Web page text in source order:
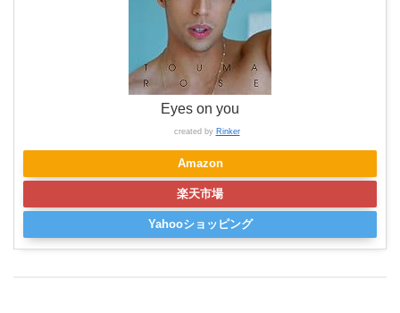
Eyes on you
created by Rinker
Amazon
楽天市場
Yahooショッピング